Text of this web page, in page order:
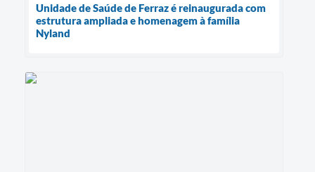
Unidade de Saúde de Ferraz é reinaugurada com
estrutura ampliada e homenagem à família
Nyland